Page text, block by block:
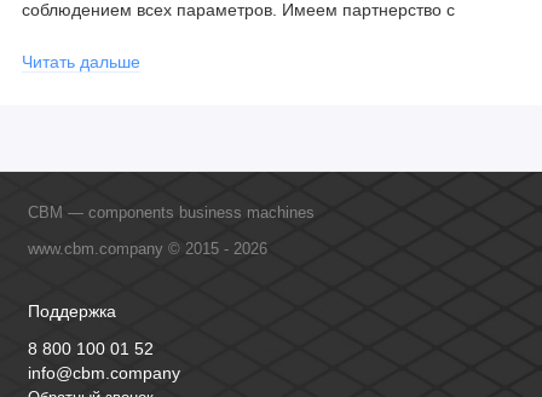
соблюдением всех параметров. Имеем партнерство с
обучение сотрудников, что позволяет исключить ошибки даже
Читать дальше
CBM — components business machines
www.cbm.company © 2015 - 2026
Поддержка
8 800 100 01 52
info@cbm.company